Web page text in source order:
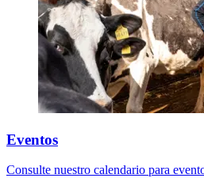
Eventos
Consulte nuestro calendario para